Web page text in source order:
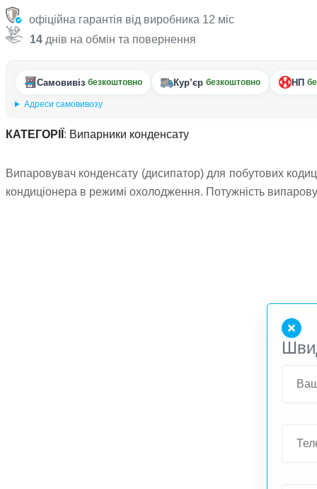
офіційна гарантія від виробника 12 міс
14 днів на обмін та повернення
Самовивіз безкоштовно Кур’єр безкоштовно НП
Адреси самовивозу
КАТЕГОРІЇ : Випарники конденсату
Випаровувач конденсату (дисипатор) для побутових
кондиціонера в режимі охолодження. Потужність